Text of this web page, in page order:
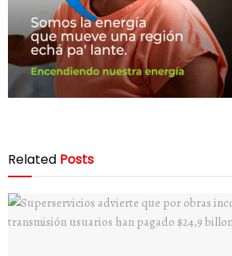
Related Posts